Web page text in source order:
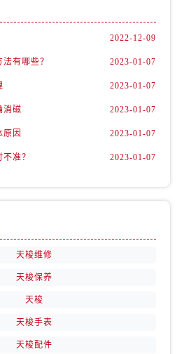
2022-12-09
有哪些？ 2023-01-07
2023-01-07
消磁 2023-01-07
原因 2023-01-07
准？ 2023-01-07
天梭维修
天梭保养
天梭
天梭手表
天梭配件